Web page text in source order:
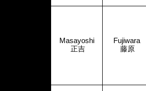
Masayoshi
正吉
Fujiwara
藤原